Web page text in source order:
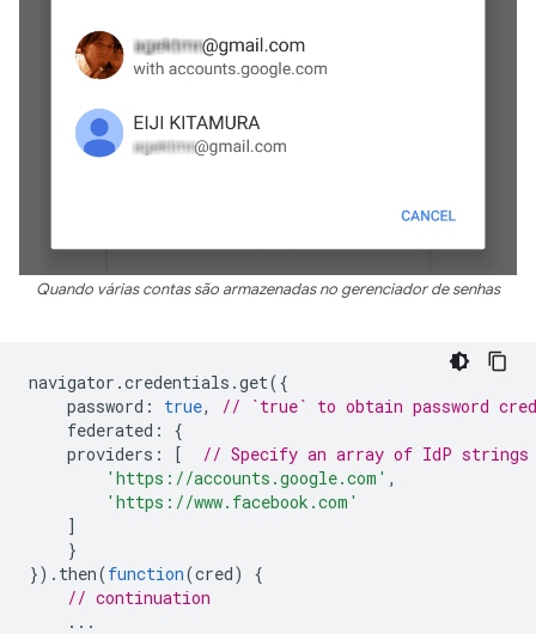
Quando várias contas são armazenadas no gerenciador de senhas
navigator .credentials .get({
password : true,
// `true` to obtain password
federated :
{
providers : [
// Specify an array of IdP strings
'https://accounts.google.com' ,
'https://www.facebook.com'
]
}
}). then(function(cred)
{
// continuation
...